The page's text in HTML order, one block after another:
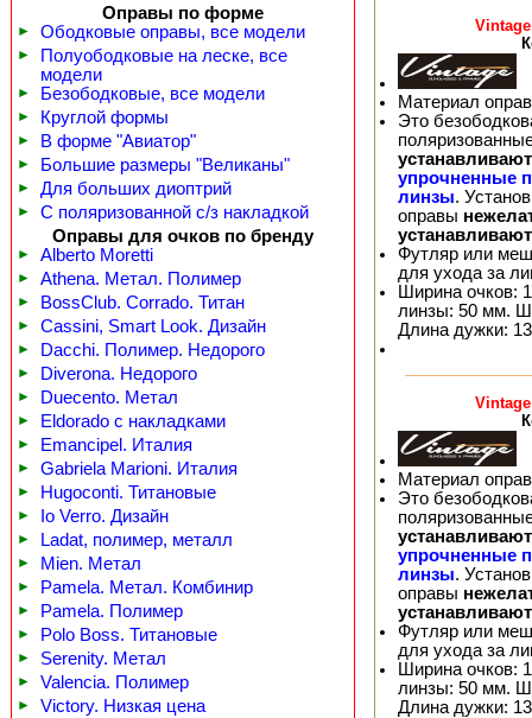
Оправы по форме
► Ободковые оправы, все модели
►
Полуободковые на леске, все
модели
► Безободковые, все модели
► Круглой формы
► В форме "Авиатор"
► Большие размеры "Великаны"
► Для больших диоптрий
►
С поляризованной с/з накладкой
Оправы для очков по бренду
► Alberto Moretti
► Athena. Метал. Полимер
► BossClub. Corrado. Титан
► Cassini, Smart Look. Дизайн
► Dacchi. Полимер. Недорого
► Diverona. Недорого
► Duecento. Метал
► Eldorado с накладками
► Emancipel. Италия
► Gabriela Marioni. Италия
► Hugoconti. Титановые
► Io Verro. Дизайн
► Ladat, полимер, металл
► Mien. Метал
► Pamela. Метал. Комбинир
► Pamela. Полимер
► Polo Boss. Титановые
► Serenity. Метал
► Valencia. Полимер
► Victory. Низкая цена
Материал
Это
упрочненные
линзы.
оправы
Футляр или
для ухода за
Ширина очков:
линзы: 50 мм.
Длина дужки:
Материал
Это
упрочненные
линзы.
оправы
Футляр или
для ухода за
Ширина очков:
линзы: 50 мм.
Длина дужки: